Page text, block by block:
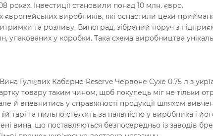
роках. Інвестиції становили понад 10 млн. євро.
європейських виробників, які оснастили цехи
та розливу. Виноград, зібраний поруч з
упакованих у коробки. Така схема виробництва
Гулієвих Каберне Reserve Червоне Сухе 0.75 л з
товару таким чином, щоб покупець міг не тільки
й впевнитись у справжності продукції шляхом
тарі та пильно стежить за наявністю у виробника і
вина, що поставляються безпосередньо із заводів